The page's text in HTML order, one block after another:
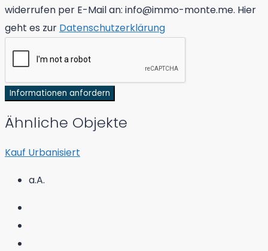
widerrufen per E-Mail an: info@immo-monte.me. Hier
geht es zur Datenschutzerklärung
Informationen anfordern
Ähnliche Objekte
Kauf Urbanisiert
a.A.